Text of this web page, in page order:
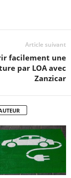
Article suivant
facilement une
par LOA avec
Zanzicar